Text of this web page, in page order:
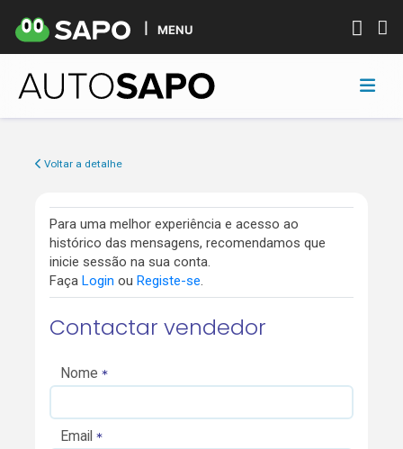
MENU
Voltar a detalhe
Para uma melhor experiência e acesso ao
histórico das mensagens, recomendamos que
inicie sessão na sua conta.
Faça Login ou Registe-se.
Contactar vendedor
Nome
Email